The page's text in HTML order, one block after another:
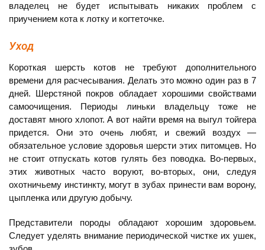
владелец не будет испытывать никаких проблем с
приучением кота к лотку и когтеточке.
Уход
Короткая шерсть котов не требуют дополнительного
времени для расчесывания. Делать это можно один раз в 7
дней. Шерстяной покров обладает хорошими свойствами
самоочищения. Периоды линьки владельцу тоже не
доставят много хлопот. А вот найти время на выгул тойгера
придется. Они это очень любят, и свежий воздух —
обязательное условие здоровья шерсти этих питомцев. Но
не стоит отпускать котов гулять без поводка. Во-первых,
этих животных часто воруют, во-вторых, они, следуя
охотничьему инстинкту, могут в зубах принести вам ворону,
цыпленка или другую добычу.
Представители породы обладают хорошим здоровьем.
Следует уделять внимание периодической чистке их ушек,